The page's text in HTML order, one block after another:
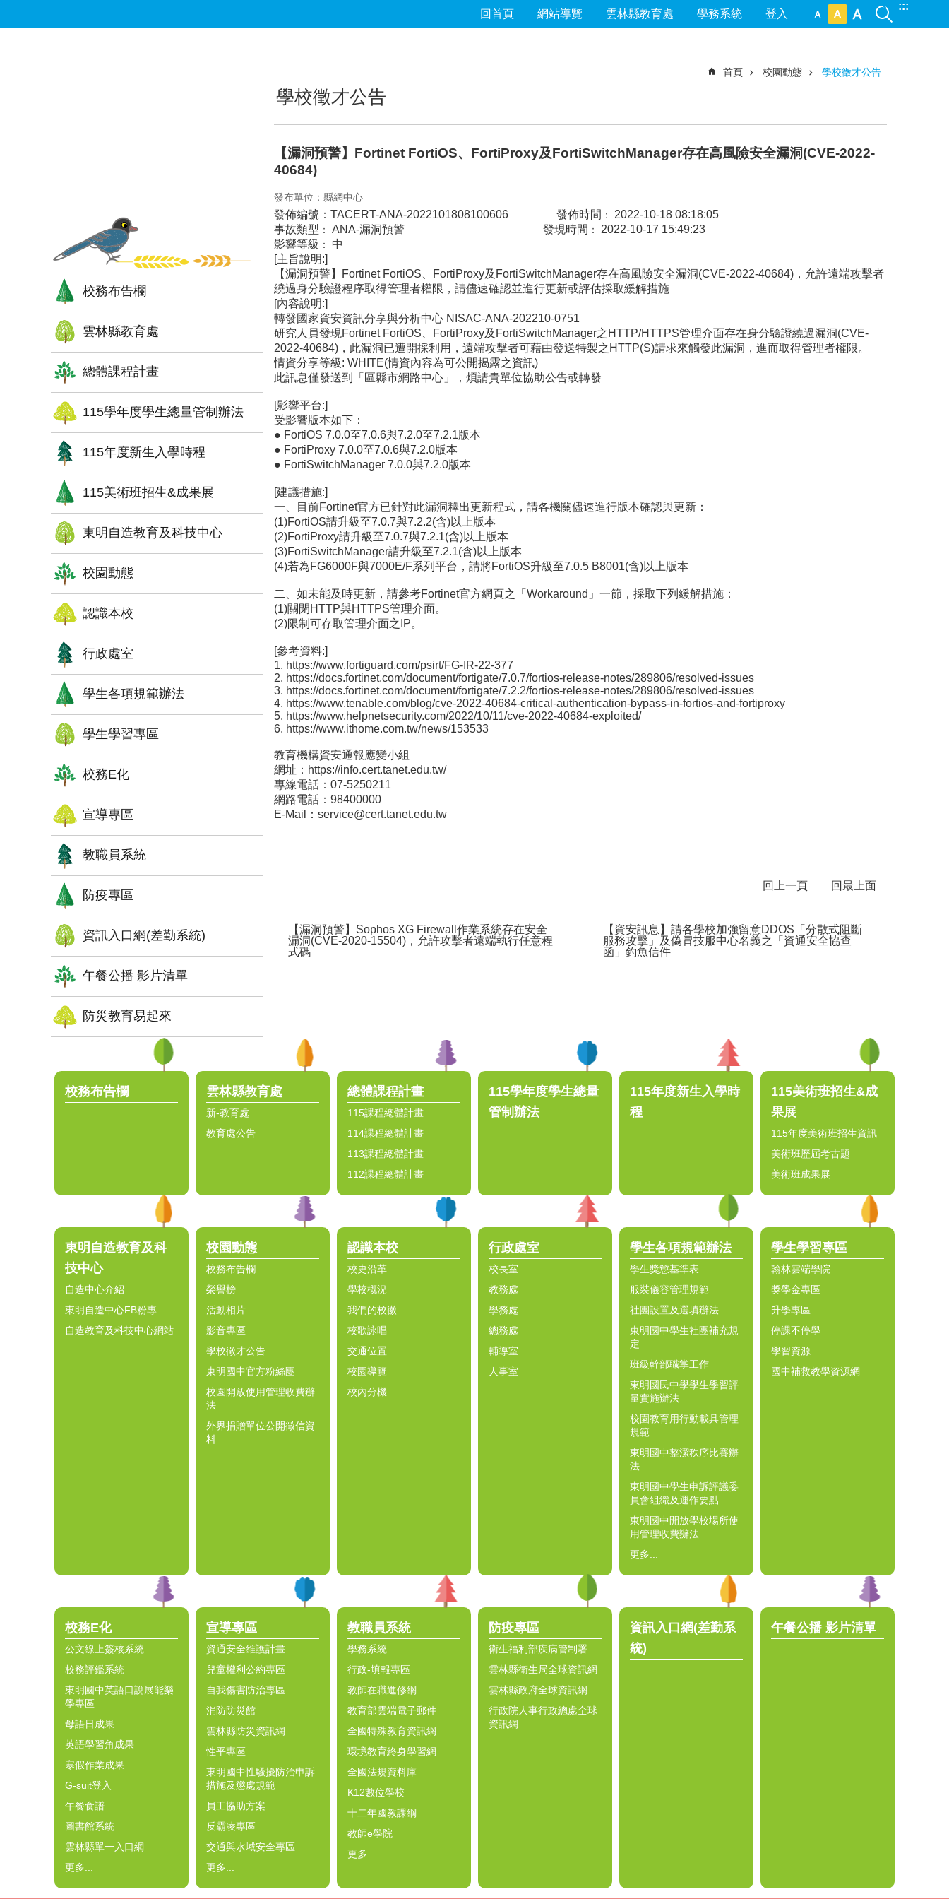
:::
回首頁 網站導覽 雲林縣教育處 學務系統 登入
校務布告欄
雲林縣教育處
總體課程計畫
115學年度學生總量管制辦法
115年度新生入學時程
115美術班招生&成果展
東明自造教育及科技中心
校園動態
認識本校
行政處室
學生各項規範辦法
學生學習專區
校務E化
宣導專區
教職員系統
防疫專區
資訊入口網(差勤系統)
午餐公播 影片清單
防災教育易起來
首頁 校園動態 學校徵才公告
學校徵才公告
【漏洞預警】Fortinet FortiOS、FortiProxy及FortiSwitchManager存在高風險安全漏洞(CVE-2022-
40684)
發布單位：縣網中心
發佈編號：TACERT-ANA-2022101808100606 發佈時間 ：
2022-10-18 08:18:05
事故類型 ： ANA-漏洞預警 發現時間 ：
2022-10-17 15:49:23
影響等級 ：
中
[主旨說明:]
【漏洞預警】Fortinet FortiOS、FortiProxy及FortiSwitchManager存在高風險安全漏洞(CVE-2022-40684)，允許遠端攻擊者
繞過身分驗證程序取得管理者權限，請儘速確認並進行更新或評估採取緩解措施
[內容說明:]
轉發國家資安資訊分享與分析中心 NISAC-ANA-202210-0751
研究人員發現Fortinet FortiOS、FortiProxy及FortiSwitchManager之HTTP/HTTPS管理介面存在身分驗證繞過漏洞(CVE-
2022-40684)，此漏洞已遭開採利用，遠端攻擊者可藉由發送特製之HTTP(S)請求來觸發此漏洞，進而取得管理者權限。
情資分享等級: WHITE(情資內容為可公開揭露之資訊)
此訊息僅發送到「區縣市網路中心」，煩請貴單位協助公告或轉發
[影響平台:]
受影響版本如下：
● FortiOS 7.0.0至7.0.6與7.2.0至7.2.1版本
● FortiProxy 7.0.0至7.0.6與7.2.0版本
● FortiSwitchManager 7.0.0與7.2.0版本
[建議措施:]
一、目前Fortinet官方已針對此漏洞釋出更新程式，請各機關儘速進行版本確認與更新：
(1)FortiOS請升級至7.0.7與7.2.2(含)以上版本
(2)FortiProxy請升級至7.0.7與7.2.1(含)以上版本
(3)FortiSwitchManager請升級至7.2.1(含)以上版本
(4)若為FG6000F與7000E/F系列平台，請將FortiOS升級至7.0.5 B8001(含)以上版本
二、如未能及時更新，請參考Fortinet官方網頁之「Workaround」一節，採取下列緩解措施：
(1)關閉HTTP與HTTPS管理介面。
(2)限制可存取管理介面之IP。
[參考資料:]
1. https://www.fortiguard.com/psirt/FG-IR-22-377
2. https://docs.fortinet.com/document/fortigate/7.0.7/fortios-release-notes/289806/resolved-issues
3. https://docs.fortinet.com/document/fortigate/7.2.2/fortios-release-notes/289806/resolved-issues
4. https://www.tenable.com/blog/cve-2022-40684-critical-authentication-bypass-in-fortios-and-fortiproxy
5. https://www.helpnetsecurity.com/2022/10/11/cve-2022-40684-exploited/
6. https://www.ithome.com.tw/news/153533
教育機構資安通報應變小組
網址：https://info.cert.tanet.edu.tw/
專線電話：07-5250211
網路電話：98400000
E-Mail：service@cert.tanet.edu.tw
回上一頁 回最上面
【漏洞預警】Sophos XG Firewall作業系統存在安全
漏洞(CVE-2020-15504)，允許攻擊者遠端執行任意程
式碼
【資安訊息】請各學校加強留意DDOS「分散式阻斷
服務攻擊」及偽冒技服中心名義之「資通安全協查
函」釣魚信件
校務布告欄 雲林縣教育處
新-教育處
教育處公告
總體課程計畫
115課程總體計畫
114課程總體計畫
113課程總體計畫
112課程總體計畫
115學年度學生總量
管制辦法
115年度新生入學時
程
115美術班招生&成
果展
115年度美術班招生資訊
美術班歷屆考古題
美術班成果展
東明自造教育及科
技中心
自造中心介紹
東明自造中心FB粉專
自造教育及科技中心網站
校園動態
校務布告欄
榮譽榜
活動相片
影音專區
學校徵才公告
東明國中官方粉絲團
校園開放使用管理收費辦
法
外界捐贈單位公開徵信資
料
認識本校
校史沿革
學校概況
我們的校徽
校歌詠唱
交通位置
校園導覽
校內分機
行政處室
校長室
教務處
學務處
總務處
輔導室
人事室
學生各項規範辦法
學生獎懲基準表
服裝儀容管理規範
社團設置及選填辦法
東明國中學生社團補充規
定
班級幹部職掌工作
東明國民中學學生學習評
量實施辦法
校園教育用行動載具管理
規範
東明國中整潔秩序比賽辦
法
東明國中學生申訴評議委
員會組織及運作要點
東明國中開放學校場所使
用管理收費辦法
更多...
學生學習專區
翰林雲端學院
獎學金專區
升學專區
停課不停學
學習資源
國中補救教學資源網
校務E化
公文線上簽核系統
校務評鑑系統
東明國中英語口說展能樂
學專區
母語日成果
英語學習角成果
寒假作業成果
G-suit登入
午餐食譜
圖書館系統
雲林縣單一入口網
更多...
宣導專區
資通安全維護計畫
兒童權利公約專區
自我傷害防治專區
消防防災館
雲林縣防災資訊網
性平專區
東明國中性騷擾防治申訴
措施及懲處規範
員工協助方案
反霸凌專區
交通與水域安全專區
更多...
教職員系統
學務系統
行政-填報專區
教師在職進修網
教育部雲端電子郵件
全國特殊教育資訊網
環境教育終身學習網
全國法規資料庫
K12數位學校
十二年國教課綱
教師e學院
更多...
防疫專區
衛生福利部疾病管制署
雲林縣衛生局全球資訊網
雲林縣政府全球資訊網
行政院人事行政總處全球
資訊網
資訊入口網(差勤系
統)
午餐公播 影片清單